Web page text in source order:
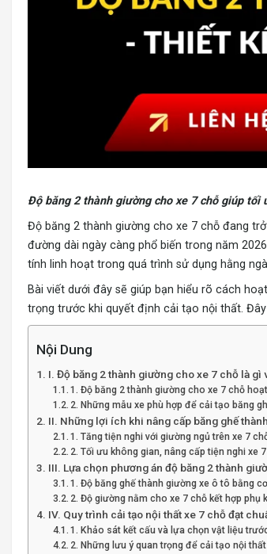
Độ băng 2 thành giường cho xe 7 chỗgiúp tối
Độ băng 2 thành giường cho xe 7 chỗ đang
đường dài ngày càng phổ biến trong năm
tính linh hoạt trong quá trình sử dụng hằng
Bài viết dưới đây sẽ giúp bạn hiểu rõ cách
trọng trước khi quyết định cải tạo nội thất.
Nội Dung
I. Độ băng 2 thành giường cho xe 7 chỗ là gì
1. Độ băng 2 thành giường cho xe 7 chỗ
2. Những mẫu xe phù hợp để cải tạo băng
II. Những lợi ích khi nâng cấp băng ghế
1. Tăng tiện nghi với giường ngủ trên xe 7
2. Tối ưu không gian, nâng cấp tiện nghi xe
III. Lựa chọn phương án độ băng 2 thành
1. Độ băng ghế thành giường xe ô tô bằng
2. Độ giường nằm cho xe 7 chỗ kết hợp phụ
IV. Quy trình cải tạo nội thất xe 7 chỗ đạt
1. Khảo sát kết cấu và lựa chọn vật liệu
2. Những lưu ý quan trọng để cải tạo nội